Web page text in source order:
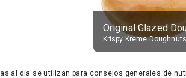
Krispy Kreme Doughnuts
al día se utilizan para consejos generales de